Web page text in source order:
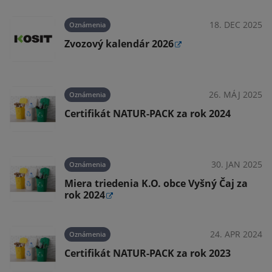
Oznámenia 18. DEC 2025
Zvozový kalendár 2026
Oznámenia 26. MÁJ 2025
Certifikát NATUR-PACK za rok 2024
Oznámenia 30. JAN 2025
Miera triedenia K.O. obce Vyšný Čaj za
rok 2024
Oznámenia 24. APR 2024
Certifikát NATUR-PACK za rok 2023